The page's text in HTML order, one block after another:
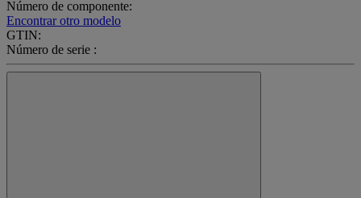
Número de componente:
Encontrar otro modelo
GTIN:
Número de serie :